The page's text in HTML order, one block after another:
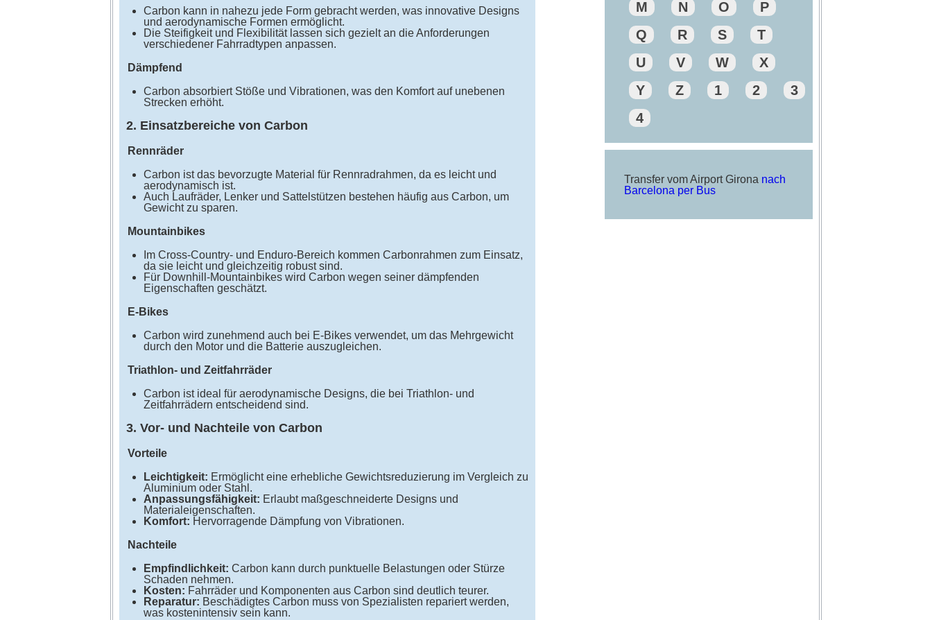
Carbon kann in nahezu jede Form gebracht werden, was innovative Designs
und aerodynamische Formen ermöglicht.
Die Steifigkeit und Flexibilität lassen sich gezielt an die Anforderungen
verschiedener Fahrradtypen anpassen.
Dämpfend
Carbon absorbiert Stöße und Vibrationen, was den Komfort auf unebenen
Strecken erhöht.
2. Einsatzbereiche von Carbon
Rennräder
Carbon ist das bevorzugte Material für Rennradrahmen, da es leicht und
aerodynamisch ist.
Auch Laufräder, Lenker und Sattelstützen bestehen häufig aus Carbon, um
Gewicht zu sparen.
Mountainbikes
Im Cross-Country- und Enduro-Bereich kommen Carbonrahmen zum Einsatz,
da sie leicht und gleichzeitig robust sind.
Für Downhill-Mountainbikes wird Carbon wegen seiner dämpfenden
Eigenschaften geschätzt.
E-Bikes
Carbon wird zunehmend auch bei E-Bikes verwendet, um das Mehrgewicht
durch den Motor und die Batterie auszugleichen.
Triathlon- und Zeitfahrräder
Carbon ist ideal für aerodynamische Designs, die bei Triathlon- und
Zeitfahrrädern entscheidend sind.
3. Vor- und Nachteile von Carbon
Vorteile
Leichtigkeit: Ermöglicht eine erhebliche Gewichtsreduzierung im Vergleich zu
Aluminium oder Stahl.
Anpassungsfähigkeit: Erlaubt maßgeschneiderte Designs und
Materialeigenschaften.
Komfort: Hervorragende Dämpfung von Vibrationen.
Nachteile
Empfindlichkeit: Carbon kann durch punktuelle Belastungen oder Stürze
Schaden nehmen.
Kosten: Fahrräder und Komponenten aus Carbon sind deutlich teurer.
Reparatur: Beschädigtes Carbon muss von Spezialisten repariert werden,
was kostenintensiv sein kann.
M
N O
P
Q
R S
T
U
V W
X
Y
Z 1 2
3
4
Transfer vom Airport Girona nach
Barcelona per Bus